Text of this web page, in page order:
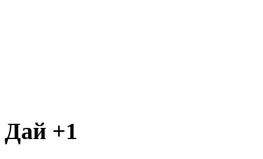
Дай +1